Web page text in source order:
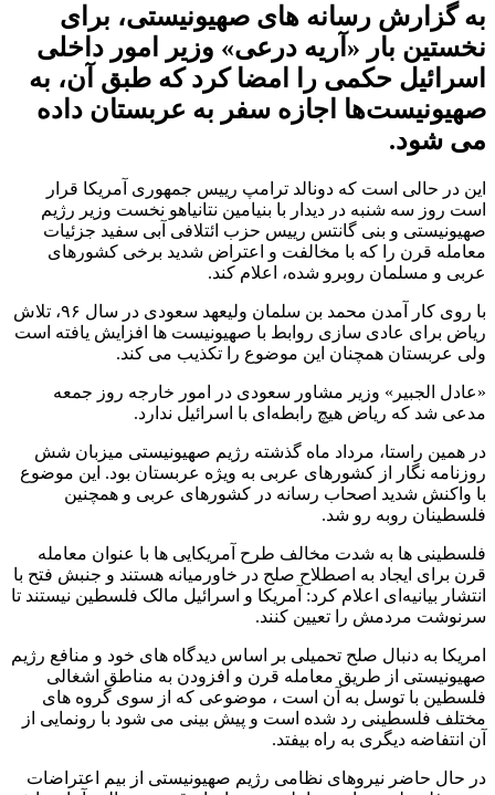
به گزارش رسانه های صهیونیستی، برای
نخستین بار «آریه درعی»‌ وزیر امور داخلی
اسرائیل حکمی را امضا کرد که طبق آن، به
صهیونیست‌ها اجازه سفر به عربستان داده
می‌ شود.
این در حالی است که دونالد ترامپ رییس جمهوری آمریکا قرار
است روز سه شنبه در دیدار با بنیامین نتانیاهو نخست وزیر رژیم
صهیونیستی و بنی گانتس رییس حزب ائتلافی آبی سفید جزئیات
معامله قرن را که با مخالفت و اعتراض شدید برخی کشورهای
عربی و مسلمان روبرو شده، اعلام کند.
با روی کار آمدن محمد بن سلمان ولیعهد سعودی در سال ۹۶،‌ تلاش
ریاض برای عادی سازی روابط با صهیونیست ها افزایش یافته است
ولی عربستان همچنان این موضوع را تکذیب می کند.
«عادل الجبیر» وزیر مشاور سعودی در امور خارجه روز جمعه
مدعی شد که ریاض هیچ رابطه‌ای با اسرائیل ندارد.
در همین راستا، مرداد ماه گذشته رژیم صهیونیستی میزبان شش
روزنامه نگار از کشورهای عربی به ویژه عربستان بود. این موضوع
با واکنش شدید اصحاب رسانه در کشورهای عربی و همچنین
فلسطینان روبه رو شد.
فلسطینی ها به شدت مخالف طرح آمریکایی ها با عنوان معامله
قرن برای ایجاد به اصطلاح صلح در خاورمیانه هستند و جنبش فتح با
انتشار بیانیه‌ای اعلام کرد: آمریکا و اسرائیل مالک فلسطین نیستند تا
سرنوشت مردمش را تعیین کنند.
امریکا به دنبال صلح تحمیلی بر اساس دیدگاه های خود و منافع رژیم
صهیونیستی از طریق معامله قرن و افزودن به مناطق اشغالی
فلسطین با توسل به آن است ، موضوعی که از سوی گروه های
مختلف فلسطینی رد شده است و پیش بینی می شود با رونمایی از
آن انتفاضه دیگری به راه بیفتد.
در حال حاضر نیروهای نظامی رژیم صهیونیستی از بیم اعتراضات